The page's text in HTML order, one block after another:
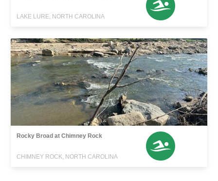
LAKE LURE, NORTH CAROLINA
Rocky Broad at Chimney Rock
CHIMNEY ROCK, NORTH CAROLINA